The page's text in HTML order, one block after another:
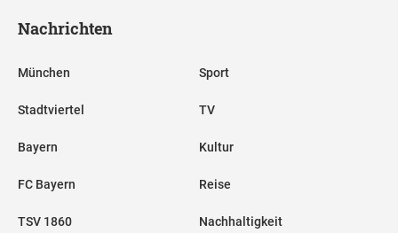
Nachrichten
München
Stadtviertel
Bayern
FC Bayern
TSV 1860
Sport
TV
Kultur
Reise
Nachhaltigkeit